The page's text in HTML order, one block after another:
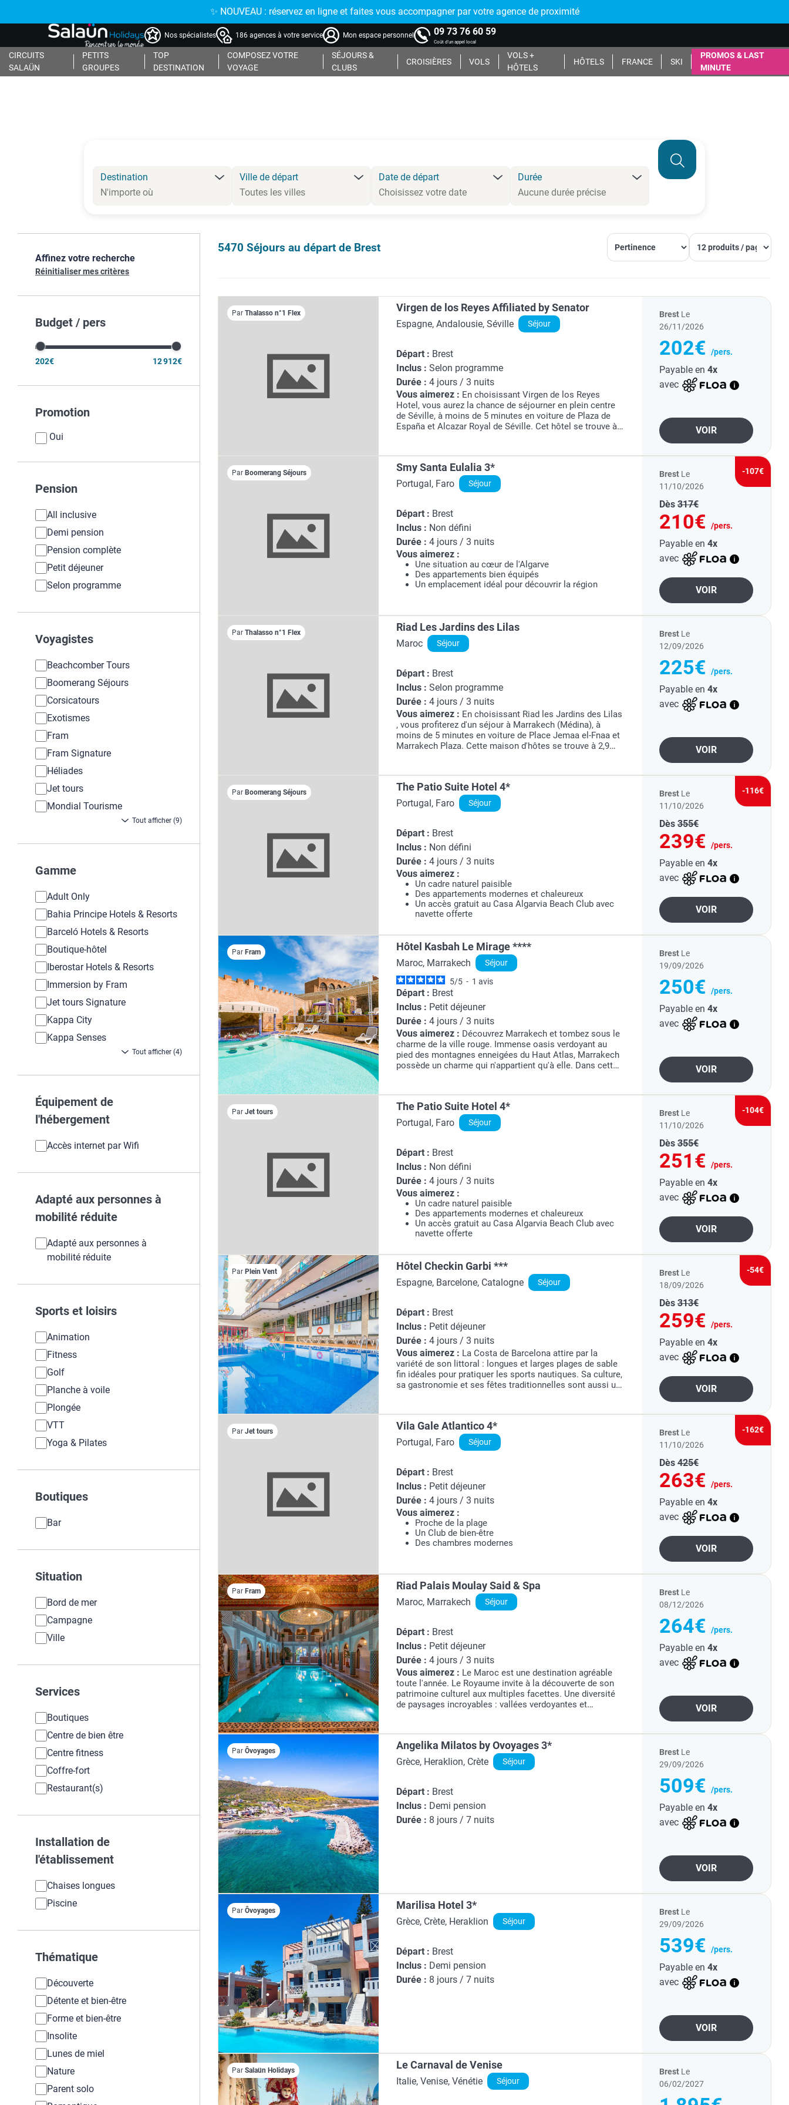
✨ NOUVEAU : réservez en ligne et faites vous accompagner par votre agence de proximité
Nos spécialistes 186 agences à votre service Mon espace personnel 09 73 76 60 59
Coût d'un appel local
CIRCUITS
SALAÜN
PETITS
GROUPES
TOP
DESTINATION
COMPOSEZ VOTRE
VOYAGE
SÉJOURS &
CLUBS
CROISIÈRES VOLS
VOLS +
HÔTELS
HÔTELS FRANCE SKI
PROMOS & LAST
MINUTE
Destination Ville de départ Date de départ Durée
Affinez votre recherche
Réinitialiser mes critères
Budget / pers
202€ 12 912€
Promotion
Oui
Pension
All inclusive
Demi pension
Pension complète
Petit déjeuner
Selon programme
Voyagistes
Beachcomber Tours
Boomerang Séjours
Corsicatours
Exotismes
Fram
Fram Signature
Héliades
Jet tours
Mondial Tourisme
Tout afficher (9)
Gamme
Adult Only
Bahia Principe Hotels & Resorts
Barceló Hotels & Resorts
Boutique-hôtel
Iberostar Hotels & Resorts
Immersion by Fram
Jet tours Signature
Kappa City
Kappa Senses
Tout afficher (4)
Équipement de
l'hébergement
Accès internet par Wifi
Adapté aux personnes à
mobilité réduite
Adapté aux personnes à
mobilité réduite
Sports et loisirs
Animation
Fitness
Golf
Planche à voile
Plongée
VTT
Yoga & Pilates
Boutiques
Bar
Situation
Bord de mer
Campagne
Ville
Services
Boutiques
Centre de bien être
Centre fitness
Coffre-fort
Restaurant(s)
Installation de
l'établissement
Chaises longues
Piscine
Thématique
Découverte
Détente et bien-être
Forme et bien-être
Insolite
Lunes de miel
Nature
Parent solo
5470 Séjours au départ de Brest
Par Thalasso n°1 Flex Virgen de los Reyes Affiliated by Senator
Espagne, Andalousie, Séville Séjour
Départ : Brest
Inclus : Selon programme
Durée : 4 jours / 3 nuits
Vous aimerez : En choisissant Virgen de los Reyes
Hotel, vous aurez la chance de séjourner en plein centre
de Séville, à moins de 5 minutes en voiture de Plaza de
España et Alcazar Royal de Séville. Cet hôtel se trouve à
Brest Le
26/11/2026
202€ /pers.
Payable en 4x
avec
VOIR
Par Boomerang Séjours Smy Santa Eulalia 3*
Portugal, Faro Séjour
Départ : Brest
Inclus : Non défini
Durée : 4 jours / 3 nuits
Vous aimerez :
Une situation au cœur de l'Algarve
Des appartements bien équipés
Un emplacement idéal pour découvrir la région
Brest Le
11/10/2026
Dès 317€
210€ /pers.
-107€
Payable en 4x
avec
VOIR
Par Thalasso n°1 Flex Riad Les Jardins des Lilas
Maroc Séjour
Départ : Brest
Inclus : Selon programme
Durée : 4 jours / 3 nuits
Vous aimerez : En choisissant Riad les Jardins des Lilas
, vous profiterez d'un séjour à Marrakech (Médina), à
moins de 5 minutes en voiture de Place Jemaa el-Fnaa et
Marrakech Plaza. Cette maison d'hôtes se trouve à 2,9
Brest Le
12/09/2026
225€ /pers.
Payable en 4x
avec
VOIR
Par Boomerang Séjours The Patio Suite Hotel 4*
Portugal, Faro Séjour
Départ : Brest
Inclus : Non défini
Durée : 4 jours / 3 nuits
Vous aimerez :
Un cadre naturel paisible
Des appartements modernes et chaleureux
Un accès gratuit au Casa Algarvia Beach Club avec
navette offerte
Brest Le
11/10/2026
Dès 355€
239€ /pers.
-116€
Payable en 4x
avec
VOIR
Par Fram Hôtel Kasbah Le Mirage ****
Maroc, Marrakech Séjour
5/5 - 1avis
Départ : Brest
Inclus : Petit déjeuner
Durée : 4 jours / 3 nuits
Vous aimerez : Découvrez Marrakech et tombez sous le
charme de la ville rouge. Immense oasis verdoyant au
pied des montagnes enneigées du Haut Atlas, Marrakech
possède un charme qui n'appartient qu'à elle. Dans cette
Brest Le
19/09/2026
250€ /pers.
Payable en 4x
avec
VOIR
Par Jet tours The Patio Suite Hotel 4*
Portugal, Faro Séjour
Départ : Brest
Inclus : Non défini
Durée : 4 jours / 3 nuits
Vous aimerez :
Un cadre naturel paisible
Des appartements modernes et chaleureux
Un accès gratuit au Casa Algarvia Beach Club avec
navette offerte
Brest Le
11/10/2026
Dès 355€
251€ /pers.
-104€
Payable en 4x
avec
VOIR
Par Plein Vent Hôtel Checkin Garbi ***
Espagne, Barcelone, Catalogne Séjour
Départ : Brest
Inclus : Petit déjeuner
Durée : 4 jours / 3 nuits
Vous aimerez : La Costa de Barcelona attire par la
variété de son littoral : longues et larges plages de sable
fin idéales pour pratiquer les sports nautiques. Sa culture,
sa gastronomie et ses fêtes traditionnelles sont aussi un
Brest Le
18/09/2026
Dès 313€
259€ /pers.
-54€
Payable en 4x
avec
VOIR
Par Jet tours Vila Gale Atlantico 4*
Portugal, Faro Séjour
Départ : Brest
Inclus : Petit déjeuner
Durée : 4 jours / 3 nuits
Vous aimerez :
Proche de la plage
Un Club de bien-être
Des chambres modernes
Brest Le
11/10/2026
Dès 425€
263€ /pers.
-162€
Payable en 4x
avec
VOIR
Par Fram Riad Palais Moulay Said & Spa
Maroc, Marrakech Séjour
Départ : Brest
Inclus : Petit déjeuner
Durée : 4 jours / 3 nuits
Vous aimerez : Le Maroc est une destination agréable
toute l'année. Le Royaume invite à la découverte de son
patrimoine culturel aux multiples facettes. Une diversité
de paysages incroyables : vallées verdoyantes et
Brest Le
08/12/2026
264€ /pers.
Payable en 4x
avec
VOIR
Par Ôvoyages Angelika Milatos by Ovoyages 3*
Grèce, Heraklion, Crète Séjour
Départ : Brest
Inclus : Demi pension
Durée : 8 jours / 7 nuits
Brest Le
29/09/2026
509€ /pers.
Payable en 4x
avec
VOIR
Par Ôvoyages Marilisa Hotel 3*
Grèce, Crète, Heraklion Séjour
Départ : Brest
Inclus : Demi pension
Durée : 8 jours / 7 nuits
Brest Le
29/09/2026
539€ /pers.
Payable en 4x
avec
VOIR
Par Salaün Holidays Le Carnaval de Venise
Italie, Venise, Vénétie Séjour
Brest Le
06/02/2027